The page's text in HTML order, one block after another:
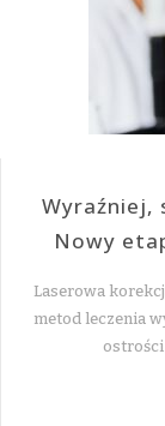
Wyraźniej,
Nowy
Laserowa
metod leczenia